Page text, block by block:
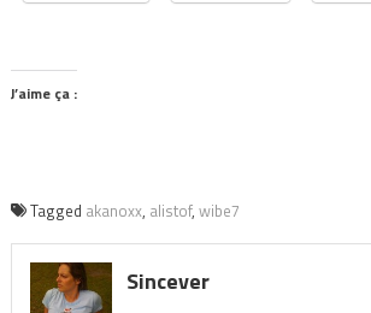
J’aime ça :
Tagged akanoxx, alistof, wibe7
Sincever